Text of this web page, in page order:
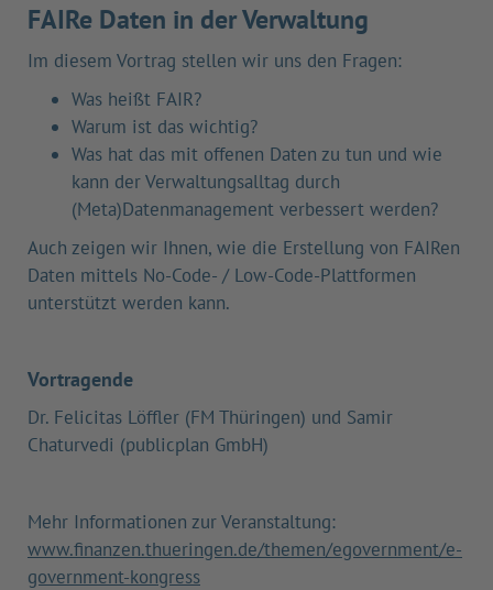
FAIRe Daten in der Verwaltung
Im diesem Vortrag stellen wir uns den Fragen:
Was heißt FAIR?
Warum ist das wichtig?
Was hat das mit offenen Daten zu tun und wie
kann der Verwaltungsalltag durch
(Meta)Datenmanagement verbessert werden?
Auch zeigen wir Ihnen, wie die Erstellung von FAIRen
Daten mittels No-Code- / Low-Code-Plattformen
unterstützt werden kann.
Vortragende
Dr. Felicitas Löffler (FM Thüringen) und Samir
Chaturvedi (publicplan GmbH)
Mehr Informationen zur Veranstaltung:
www.finanzen.thueringen.de/themen/egovernment/e-
government-kongress